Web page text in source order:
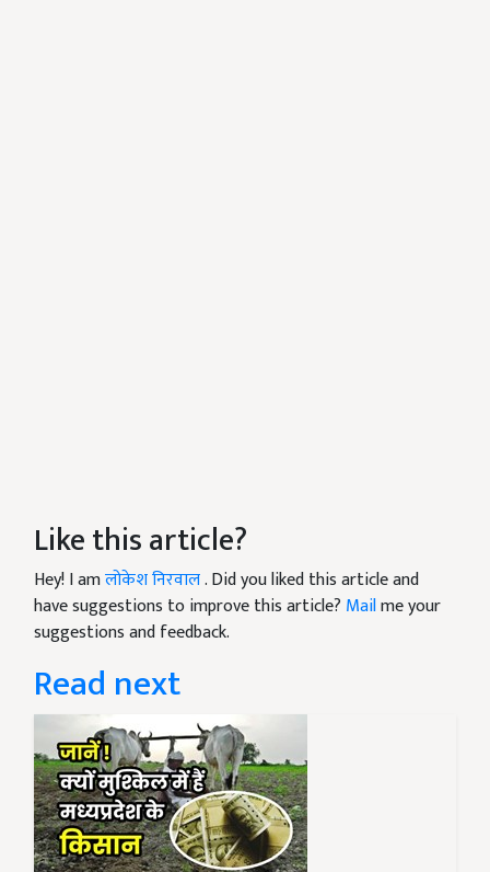
Like this article?
Hey! I amलोकेश निरवाल. Did you liked this article and
have suggestions to improve this article? Mailme your
suggestions and feedback.
Read next